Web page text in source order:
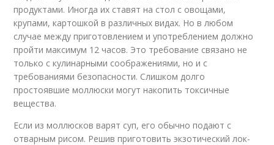
продуктами. Иногда их ставят на стол с овощами,
крупами, картошкой в различных видах. Но в любом
случае между приготовлением и употреблением должно
пройти максимум 12 часов. Это требование связано не
только с кулинарными соображениями, но и с
требованиями безопасности. Слишком долго
простоявшие моллюски могут накопить токсичные
вещества.
Если из моллюсков варят суп, его обычно подают с
отварным рисом. Решив приготовить экзотический лок-